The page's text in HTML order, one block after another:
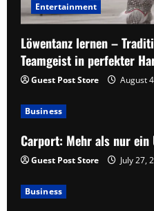
Entertainment
Löwentanz lernen –
Teamgeist in perfekter
Guest Post Store August
Business
Carport: Mehr als nur ein
Guest Post Store July 27,
Business